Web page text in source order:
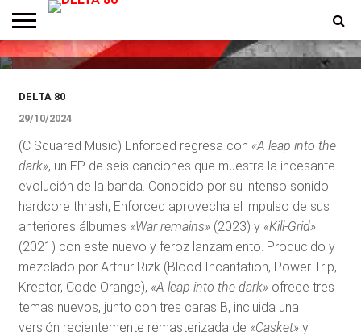
ENTREVISTAS
PREMIOS
PRODUCCIONES
PROGRAMACION
CONTACTO
HOMEPAGE
Into The Dark», un EP de seis
canciones
DELTA 80
29/10/2024
(C Squared Music) Enforced regresa con «A leap into the
dark», un EP de seis canciones que muestra la incesante
evolución de la banda. Conocido por su intenso sonido
hardcore thrash, Enforced aprovecha el impulso de sus
anteriores álbumes «War remains»(2023) y «Kill-Grid»
(2021) con este nuevo y feroz lanzamiento. Producido y
mezclado por Arthur Rizk (Blood Incantation, Power Trip,
Kreator, Code Orange), «A leap into the dark»ofrece tres
temas nuevos, junto con tres caras B, incluida una
versión recientemente remasterizada de «Casket»y